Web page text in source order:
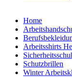
Home
Arbeitsshirts
Schutzbrillen
Winter